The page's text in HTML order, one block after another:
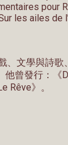
pour
les ailes de
文學與詩歌
曾發行：《
Rêve》。